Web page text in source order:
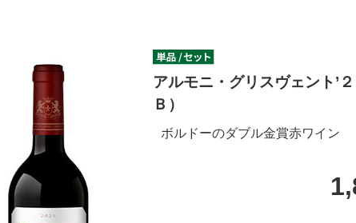
アルモニ・グリスヴェント’
Ｂ）
ボルドーのダブル金賞赤ワイン